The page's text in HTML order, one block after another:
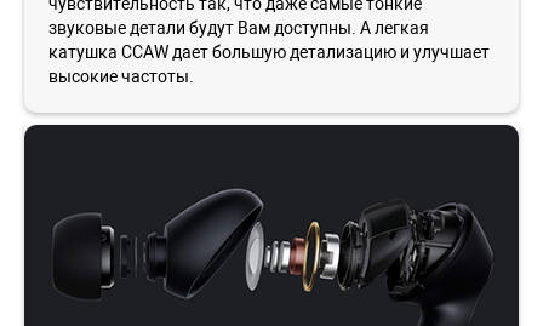
звуковые детали будут Вам доступны. А легкая
катушка CCAW дает большую детализацию и улучшает
высокие частоты.